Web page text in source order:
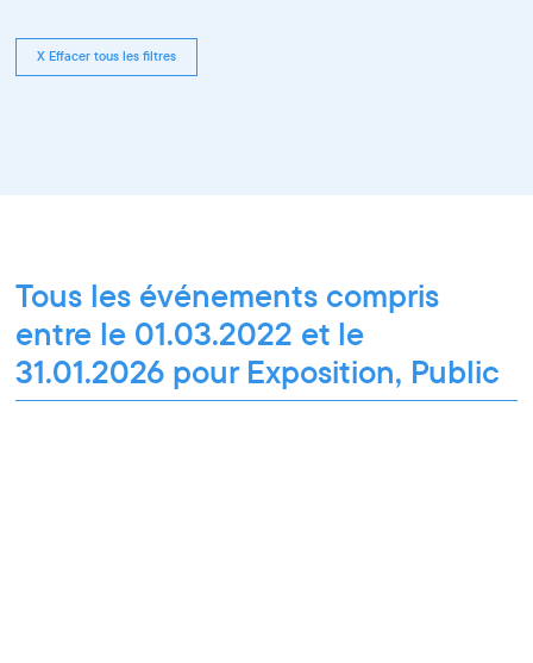
X Effacer tous les filtres
Tous les événements compris
entre le 01.03.2022 et le
31.01.2026 pour Exposition, Public